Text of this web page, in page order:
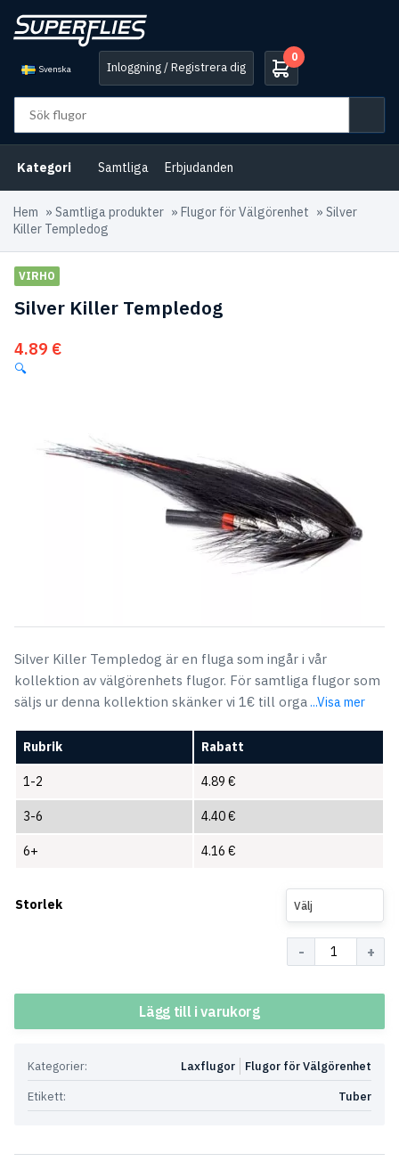
Svenska Inloggning / Registrera dig
0
Kategori Samtliga Erbjudanden
Hem » Samtliga produkter » Flugor för Välgörenhet » Silver
Killer Templedog
VIRHO
Silver Killer Templedog
4.89 €
🔍
Silver Killer Templedog är en fluga som ingår i vår
kollektion av välgörenhets flugor. För samtliga flugor som
säljs ur denna kollektion skänker vi 1€ till orga ...Visa mer
Rubrik Rabatt
1-2 4.89 €
3-6 4.40€
6+ 4.16 €
Storlek Välj
Lägg till i varukorg
Kategorier: Flugor för Välgörenhet
Laxflugor
Etikett:
Tuber